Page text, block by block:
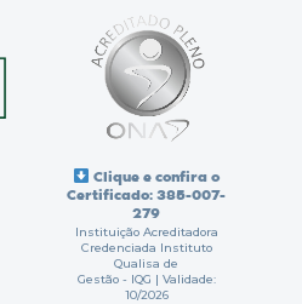
Clique e confira o
Certificado: 385-007-
279
Instituição Acreditadora
Credenciada Instituto
Qualisa de
Gestão - IQG | Validade:
10/2026